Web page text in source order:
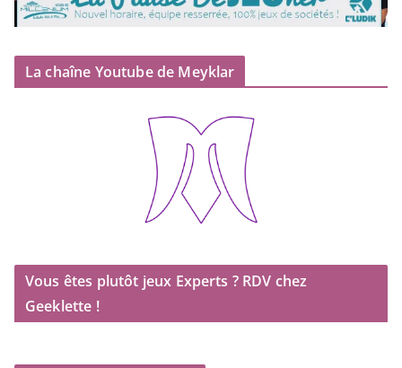
La chaîne Youtube de Meyklar
Vous êtes plutôt jeux Experts ? RDV chez
Geeklette !